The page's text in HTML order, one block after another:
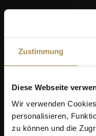
Zustimmung
Diese Webseite
Wir verwenden
personalisieren,
zu können und die